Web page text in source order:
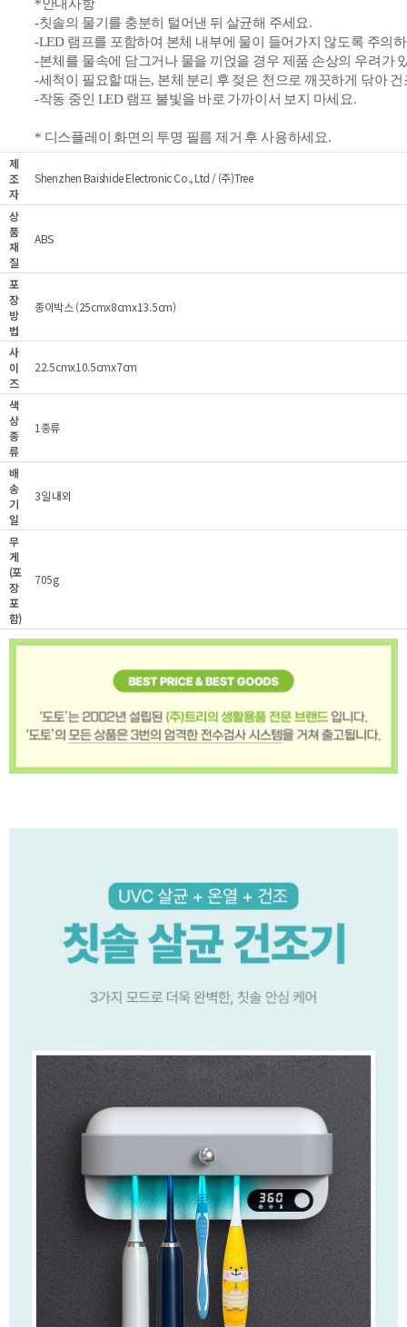
*안내사항
-칫솔의 물기를 충분히 털어낸 뒤 살균해 주세요.
-LED 램프를 포함하여 본체 내부에 물이 들어가지 않도록 주의
-본체를 물속에 담그거나 물을 끼얹을 경우 제품 손상의 우려가
-세척이 필요할 때는, 본체 분리 후 젖은 천으로 깨끗하게 닦아
-작동 중인 LED 램프 불빛을 바로 가까이서 보지 마세요.
* 디스플레이 화면의 투명 필름 제거 후 사용하세요.
제
조
자
Shenzhen Baishide Electronic Co., Ltd / (주)Tree
상
품
재
질
ABS
포
장
방
법
종이박스 (25cmx8cmx13.5cm)
사
이
즈
22.5cmx10.5cmx7cm
색
상
종
류
1종류
배
송
기
일
3일 내외
무
게
(포
장
포
함)
705g